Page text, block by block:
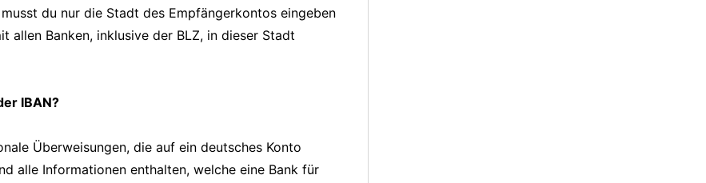
du nur die Stadt des Empfängerkontos eingeben
allen Banken, inklusive der BLZ, in dieser Stadt
IBAN?
Überweisungen, die auf ein deutsches Konto
alle Informationen enthalten, welche eine Bank für